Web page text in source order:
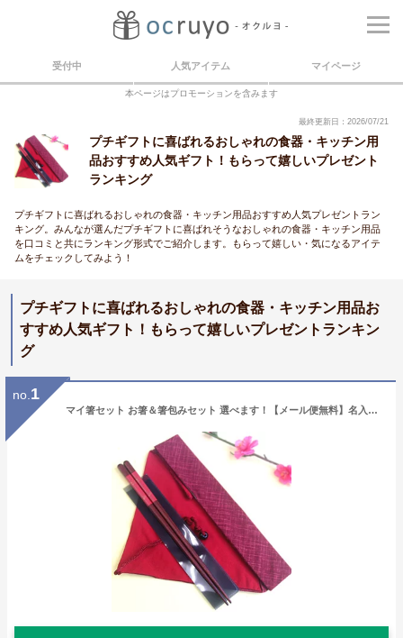
受付中 人気アイテム マイページ
本ページはプロモーションを含みます
最終更新日：2026/07/21
プチギフトに喜ばれるおしゃれの食器・キッチン用
品おすすめ人気ギフト！もらって嬉しいプレゼント
ランキング
プチギフトに喜ばれるおしゃれの食器・キッチン用品おすすめ人気プレゼントラン
キング。みんなが選んだプチギフトに喜ばれそうなおしゃれの食器・キッチン用品
を口コミと共にランキング形式でご紹介します。もらって嬉しい・気になるアイテ
ムをチェックしてみよう！
プチギフトに喜ばれるおしゃれの食器・キッチン用品お
すすめ人気ギフト！もらって嬉しいプレゼントランキン
グ
no. 1
マイ箸セット お箸＆箸包みセット 選べます！【メール便無料】名入れ 無料 若狭塗 人気 内祝い 退職 御祝卒業 記念品 卒園 お礼 おしゃれ ラッピング かわいい お土産 エコ 国産 箸袋